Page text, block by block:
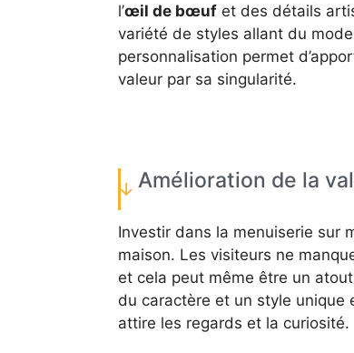
l’œil de bœufet des détails
variété de styles allant du
personnalisation permet
valeur par sa singularité.
Amélioration de la
Investir dans la menuiserie sur
maison. Les visiteurs ne
et cela peut même être un
du caractère et un style unique
attire les regards et la curiosité.